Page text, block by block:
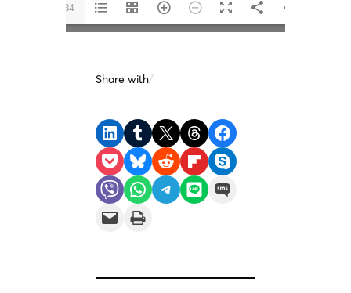
1/34
Share with/
Share on LinkedIn Share on Tumblr Share on X Share on Threads
Share on Facebook
Share on Pocket
Share on Bluesky Share on Reddit Share on Flipboard
Share on Skype
Share on Viber
Share on WhatsApp Share on Telegram Share on LINE
Share on SMS
Email this Page
Print this Page